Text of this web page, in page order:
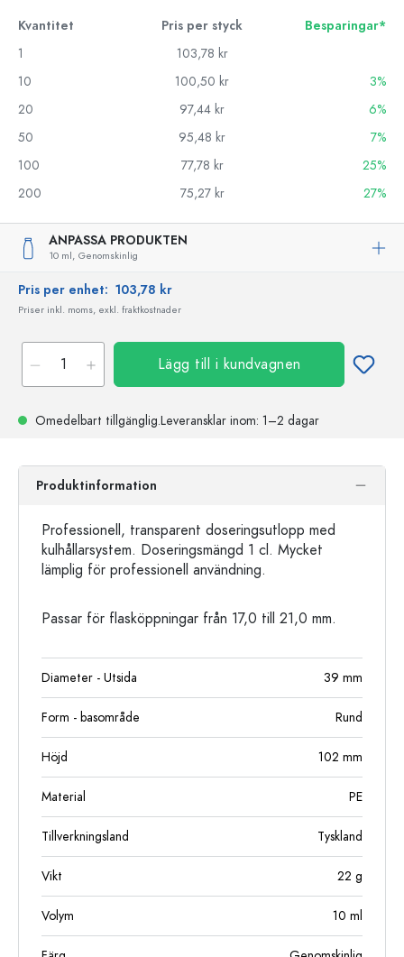
Kvantitet Pris per styck
Besparingar*
1
103,78 kr
10
100,50 kr
3%
20
97,44 kr
6%
50
95,48 kr
7%
100
77,78 kr
25%
200
75,27 kr 27%
ANPASSA PRODUKTEN
10 ml, Genomskinlig
Pris per enhet: 103,78 kr
Priser inkl. moms, exkl. fraktkostnader
Lägg till i kundvagnen
Omedelbart tillgänglig.Leveransklar inom: 1–2 dagar
Produktinformation
Professionell, transparent doseringsutlopp med
kulhållarsystem. Doseringsmängd 1 cl. Mycket
lämplig för professionell användning.
Passar för flasköppningar från 17,0 till 21,0 mm.
Diameter - Utsida 39 mm
Form - basområde Rund
Höjd 102 mm
Material PE
Tillverkningsland Tyskland
Vikt 22 g
Volym 10 ml